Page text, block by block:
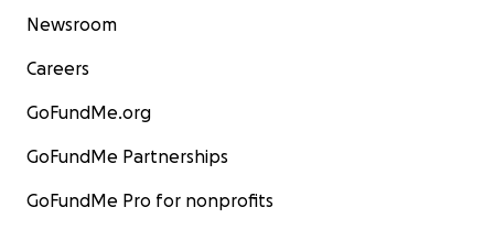
Newsroom
Careers
GoFundMe.org
GoFundMe Partnerships
GoFundMe Pro for nonprofits